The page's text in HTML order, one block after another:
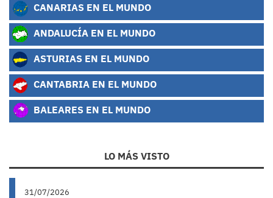
CANARIAS EN EL MUNDO
ANDALUCÍA EN EL MUNDO
ASTURIAS EN EL MUNDO
CANTABRIA EN EL MUNDO
BALEARES EN EL MUNDO
LO MÁS VISTO
31/07/2026